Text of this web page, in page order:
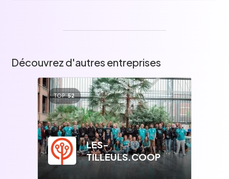
Découvrez d'autres entreprises
TOP 52
LES-
TILLEULS.COOP